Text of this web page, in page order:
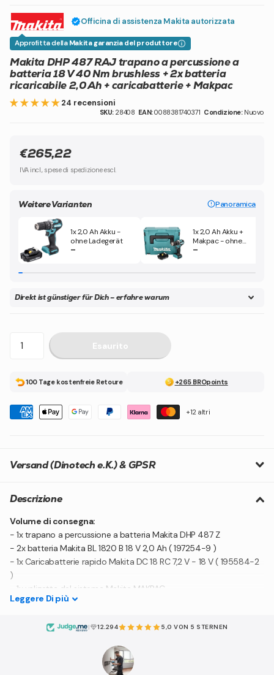
Officina di assistenza Makita autorizzata
Approfitta della Makita garanzia del produttore
Makita DHP 487 RAJ trapano a percussione a
batteria 18 V 40 Nm brushless + 2x batteria
ricaricabile 2,0 Ah + caricabatterie + Makpac
24 recensioni
SKU: 28408 EAN:0088381740371 Condizione: Nuovo
€265,22
IVA incl., spese di spedizione escl.
Weitere Varianten Panoramica
1x 2,0 Ah Akku -
ohne Ladegerät
–
1x 2,0 Ah Akku +
Makpac - ohne
Ladegerät
–
Direkt ist günstiger für Dich – erfahre warum
Esaurito
100 Tage kostenfreie Retoure +265 BROpoints
+12 altri
Versand (Dinotech e.K.) & GPSR
Descrizione
Volume di consegna:
- 1x trapano a percussione a batteria Makita DHP 487 Z
- 2x batteria Makita BL 1820 B 18 V 2,0 Ah ( 197254-9 )
- 1x Caricabatterie rapido Makita DC 18 RC 7,2 V - 18 V ( 195584-2
)
- 1x valigetta del sistema Makita MAKPAC
- 1x inserto coordinato
Descrizione del prodotto:
Il Makita DHP 487 è un trapano a percussione a batteria molto
compatto e versatile. Il suo design compatto lo rende la scelta
ideale per lavorare in aree difficili da raggiungere. Il trapano
Leggere Di più
| 12.294 5,0 VON 5 STERNEN